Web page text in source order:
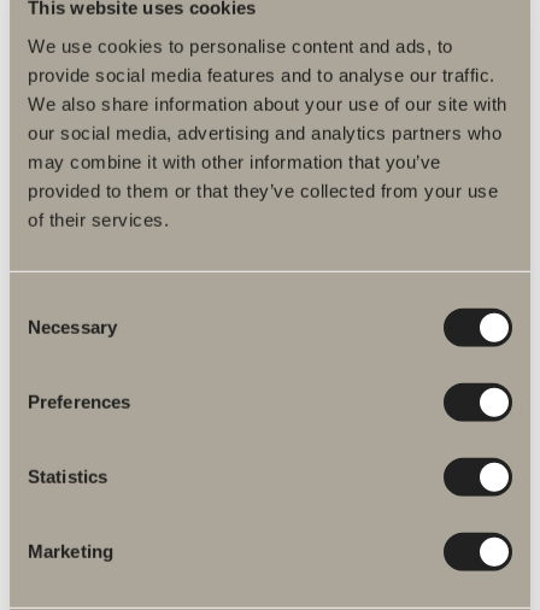
This website uses cookies
We use cookies to personalise content and ads, to
provide social media features and to analyse our traffic.
We also share information about your use of our site with
our social media, advertising and analytics partners who
may combine it with other information that you’ve
provided to them or that they’ve collected from your use
of their services.
Selection
Necessary
Preferences
Statistics
Marketing
LEGG I HANDLEKURVEN
Dusjslange glatt blyantpenn svart 150
cm
Art.nr.: 95124